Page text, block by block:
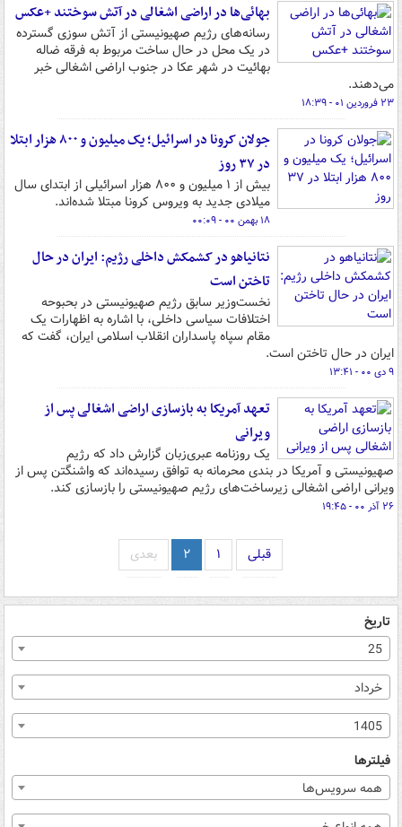
بهائی‌ها در اراضی اشغالی در آتش سوختند +عکس
رسانه‌های رژیم صهیونیستی از آتش سوزی گسترده
در یک محل در حال ساخت مربوط به فرقه ضاله
بهائیت در شهر عکا در جنوب اراضی اشغالی خبر
می‌دهند.
۲۳ فروردین ۰۱ - ۱۸:۳۹
جولان کرونا در اسرائیل؛ یک میلیون و ۸۰۰ هزار ابتلا
در ۳۷ روز
بیش از ۱ میلیون و ۸۰۰ هزار اسرائیلی از ابتدای سال
میلادی جدید به ویروس کرونا مبتلا شده‌اند.
۱۸ بهمن ۰۰ - ۰۰:۰۹
نتانیاهو در کشمکش داخلی رژیم: ایران در حال
تاختن است
نخست‌وزیر سابق رژیم صهیونیستی در بحبوحه
اختلافات سیاسی داخلی، با اشاره به اظهارات یک
مقام سپاه پاسداران انقلاب اسلامی ایران، گفت که
ایران در حال تاختن است.
۹ دی ۰۰ - ۱۳:۴۱
تعهد آمریکا به بازسازی اراضی اشغالی پس از
ویرانی
یک روزنامه عبری‌زبان گزارش داد که رژیم
صهیونیستی و آمریکا در بندی محرمانه به توافق رسیده‌اند که واشنگتن پس از
ویرانی اراضی اشغالی زیرساخت‌های رژیم صهیونیستی را بازسازی کند.
۲۶ آذر ۰۰ - ۱۹:۴۵
قبلی ۱ ۲ بعدی
تاریخ
25
خرداد
1405
فیلترها
همه سرویس‌ها